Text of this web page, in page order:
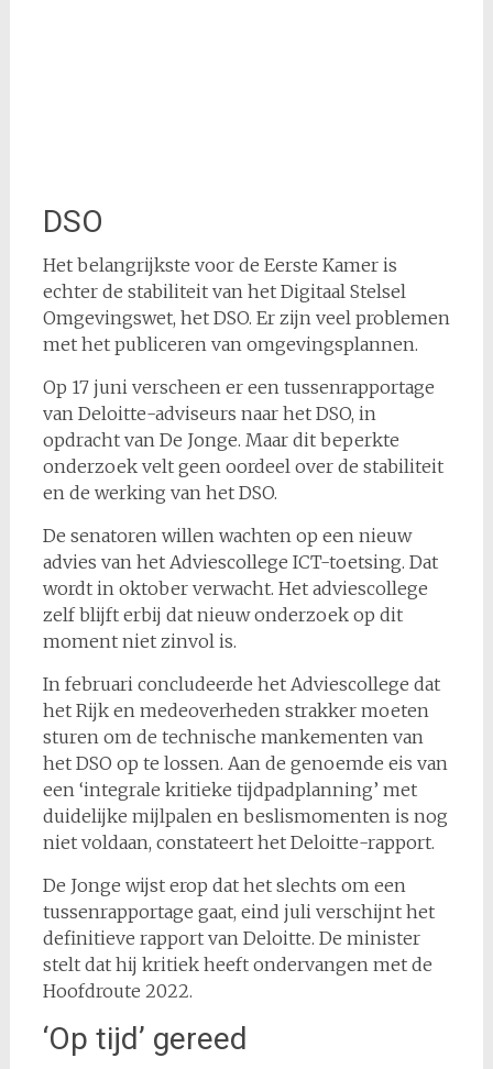
DSO
Het belangrijkste voor de Eerste Kamer is
echter de stabiliteit van het Digitaal Stelsel
Omgevingswet, het DSO. Er zijn veel problemen
met het publiceren van omgevingsplannen.
Op 17 juni verscheen er een tussenrapportage
van Deloitte-adviseurs naar het DSO, in
opdracht van De Jonge. Maar dit beperkte
onderzoek velt geen oordeel over de stabiliteit
en de werking van het DSO.
De senatoren willen wachten op een nieuw
advies van het Adviescollege ICT-toetsing. Dat
wordt in oktober verwacht. Het adviescollege
zelf blijft erbij dat nieuw onderzoek op dit
moment niet zinvol is.
In februari concludeerde het Adviescollege dat
het Rijk en medeoverheden strakker moeten
sturen om de technische mankementen van
het DSO op te lossen. Aan de genoemde eis van
een ‘integrale kritieke tijdpadplanning’ met
duidelijke mijlpalen en beslismomenten is nog
niet voldaan, constateert het Deloitte-rapport.
De Jonge wijst erop dat het slechts om een
tussenrapportage gaat, eind juli verschijnt het
definitieve rapport van Deloitte. De minister
stelt dat hij kritiek heeft ondervangen met de
Hoofdroute 2022.
‘Op tijd’ gereed